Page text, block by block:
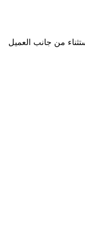
من جانب العميل